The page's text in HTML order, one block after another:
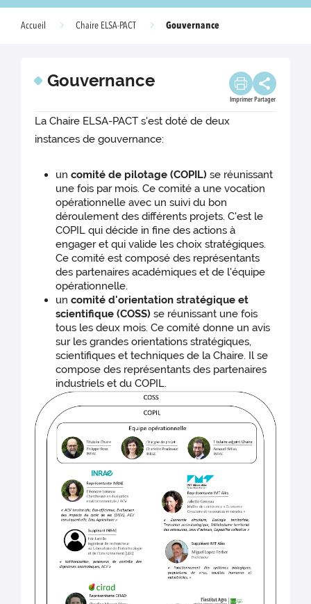
Accueil Chaire ELSA-PACT Gouvernance
Gouvernance
Imprimer Partager
La Chaire ELSA-PACT s'est doté de deux
instances de gouvernance:
uncomité de pilotage (COPIL) se réunissant
une fois par mois. Ce comité a une vocation
opérationnelle avec un suivi du bon
déroulement des différents projets. C'est le
COPIL qui décide in fine des actions à
engager et qui valide les choix stratégiques.
Ce comité est composé des représentants
des partenaires académiques et de l'équipe
opérationnelle.
uncomité d'orientation stratégique et
scientifique (COSS) se réunissant une fois
tous les deux mois. Ce comité donne un avis
sur les grandes orientations stratégiques,
scientifiques et techniques de la Chaire. Il se
compose des représentants des partenaires
industriels et du COPIL.